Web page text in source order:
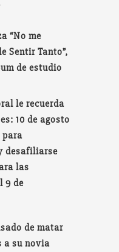
“No me
Sentir Tanto”,
de estudio
le recuerda
10 de agosto
desafiliarse
las
9 de
de matar
a su novia